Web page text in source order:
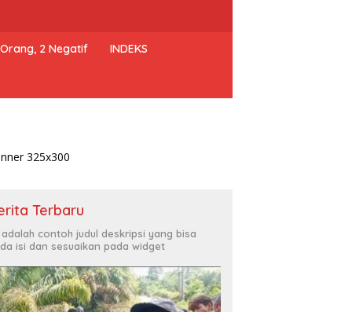
2 Negatif INDEKS
Terbaru
adalah contoh judul deskripsi yang bisa
isi dan sesuaikan pada widget